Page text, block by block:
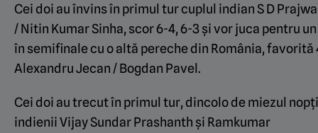
Cei doi au învins în primul tur cuplul indian S D
/ Nitin Kumar Sinha, scor 6-4, 6-3 și vor juca pentru
în semifinale cu o altă pereche din România, favorită
Alexandru Jecan / Bogdan Pavel.
Cei doi au trecut în primul tur, dincolo de miezul
indienii Vijay Sundar Prashanth și Ramkumar